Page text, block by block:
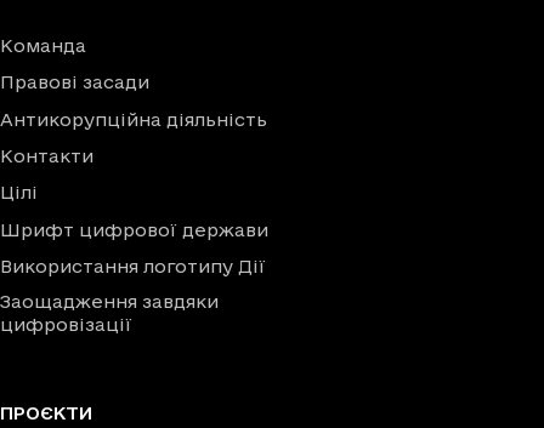
Команда
Правові засади
Антикорупційна діяльність
Контакти
Цілі
Шрифт цифрової держави
Використання логотипу Дії
Заощадження завдяки
цифровізації
ПРОЄКТИ